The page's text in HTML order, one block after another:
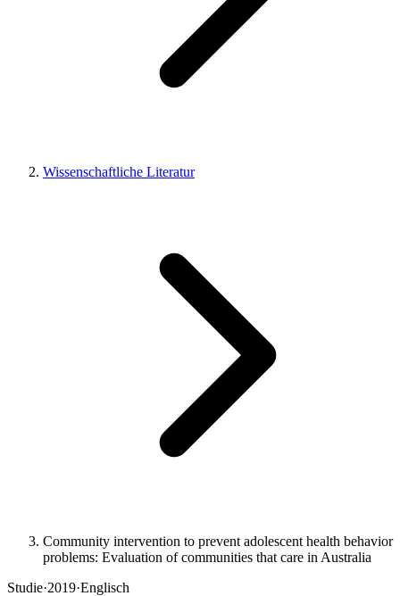
Wissenschaftliche Literatur
Community intervention to prevent adolescent health behavior
problems: Evaluation of communities that care in Australia
Studie·2019·Englisch